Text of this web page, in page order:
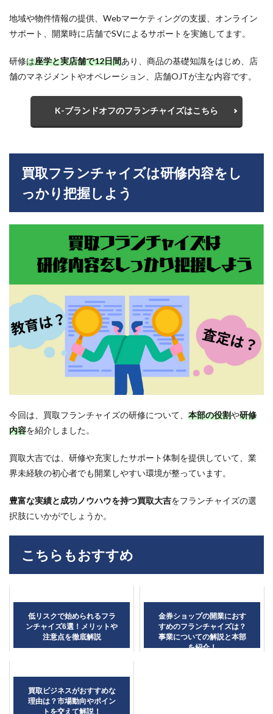
地域や物件情報の提供、Webマーケティングの支援、オンライン
サポート、開業時に店舗でSVによるサポートを実施してます。
研修は座学と実店舗で12日間あり、商品の基礎知識をはじめ、店
舗のマネジメントやオペレーション、店舗OJTが主な内容です。
K-ブランドオフのフランチャイズはこちら
買取フランチャイズは研修内容をし
っかり把握しよう
今回は、買取フランチャイズの研修について、 本部の役割や研修
内容を紹介しました。
買取大吉では、研修や充実したサポート体制を提供していて、業
界未経験の初心者でも開業しやすい環境が整っています。
豊富な実績と成功ノウハウを持つ買取大吉をフランチャイズの選
択肢にいかがでしょうか。
こちらもおすすめ
低リスクで始められるフラ
ンチャイズ6選！メリットや
注意点を徹底解説
金券ショップの開業におす
すめのフランチャイズは？
事業についての解説と本部
を紹介！
買取ビジネスがおすすめな
理由は？市場動向やポイン
トを交えて解説！